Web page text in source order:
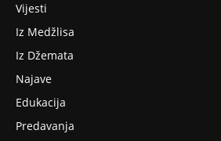
Vijesti
Iz Medžlisa
Iz Džemata
Najave
Edukacija
Predavanja